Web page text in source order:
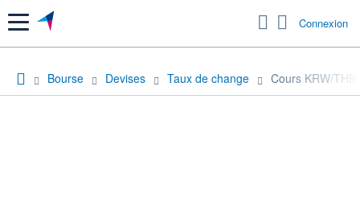
Menu Connexion
Bourse Devises Taux de change Cours KRW/THB